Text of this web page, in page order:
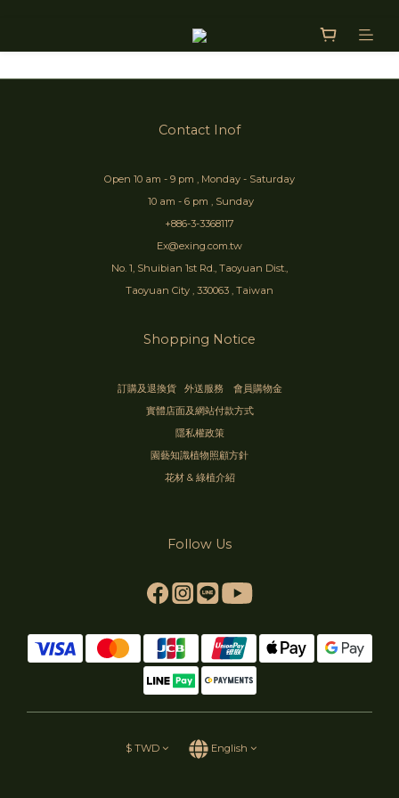
Contact Inof
Open 10 am - 9 pm , Monday - Saturday
10 am - 6 pm , Sunday
+886-3-3368117
Ex@exing.com.tw
No. 1, Shuibian 1st Rd., Taoyuan Dist.,
Taoyuan City , 330063 , Taiwan
Shopping Notice
訂購及退換貨 外送服務
會員購物金
實體店面及網站付款方式
隱私權政策
園藝知識植物照顧方針
花材 & 綠植介紹
Follow Us
$ TWD English